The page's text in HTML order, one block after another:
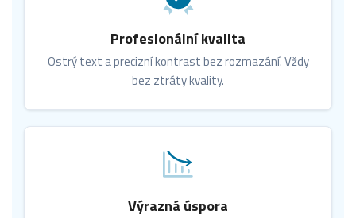
Profesionální kvalita
Ostrý text a precizní kontrast bez rozmazání. Vždy
bez ztráty kvality.
Výrazná úspora